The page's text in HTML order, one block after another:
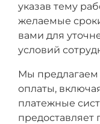
указав тему
желаемые
вами для
условий
Мы
оплаты,
платежные
предоставляет